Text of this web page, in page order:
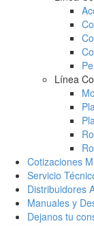
Línea
Cotizaciones
Servicio
Distribuidores
Manuales y
Dejanos tu